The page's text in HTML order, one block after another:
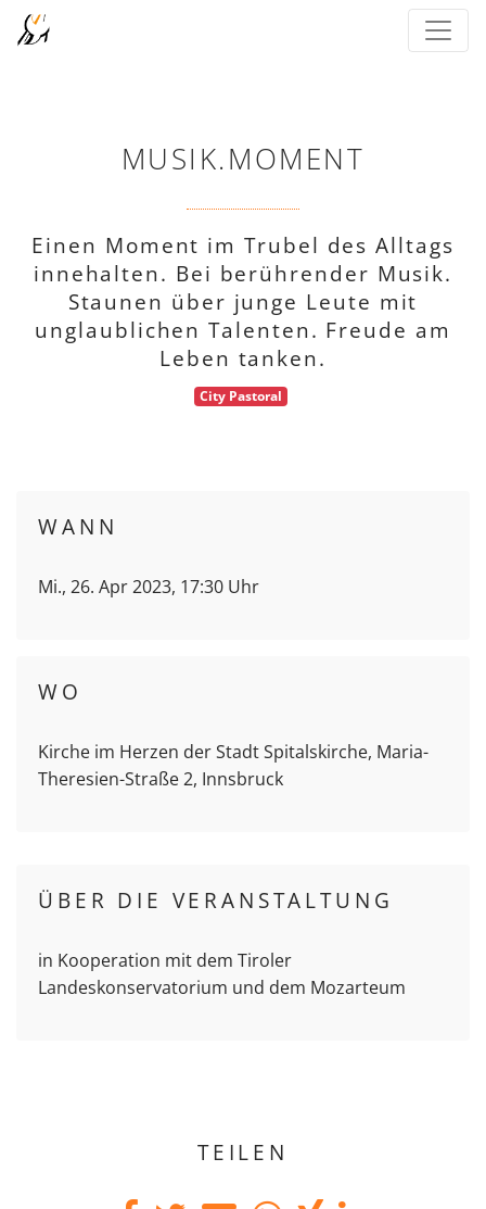
MUSIK.MOMENT
Einen Moment im Trubel des Alltags
innehalten. Bei berührender Musik.
Staunen über junge Leute mit
unglaublichen Talenten. Freude am
Leben tanken.
City Pastoral
WANN
Mi., 26. Apr 2023, 17:30 Uhr
WO
Kirche im Herzen der Stadt Spitalskirche, Maria-
Theresien-Straße 2, Innsbruck
ÜBER DIE VERANSTALTUNG
in Kooperation mit dem Tiroler
Landeskonservatorium und dem Mozarteum
TEILEN